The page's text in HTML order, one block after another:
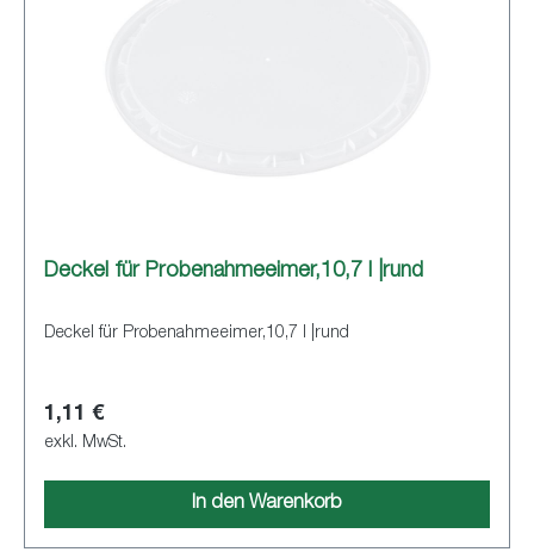
Deckel für Probenahmeeimer,10,7 l |rund
Deckel für Probenahmeeimer,10,7 l |rund
1,11 €
exkl. MwSt.
In den Warenkorb